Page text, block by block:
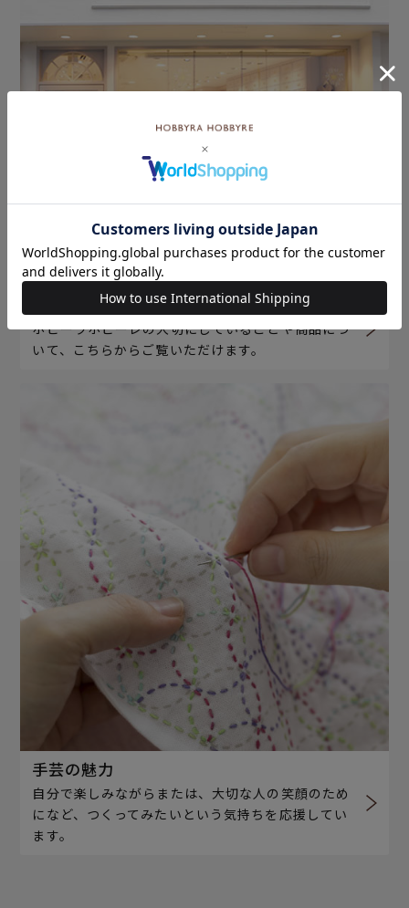
ホビーラホビーレについて
ホビーラホビーレの大切にしていることや商品につ
いて、こちらからご覧いただけます。
手芸の魅力
自分で楽しみながらまたは、大切な人の笑顔のため
になど、つくってみたいという気持ちを応援してい
ます。